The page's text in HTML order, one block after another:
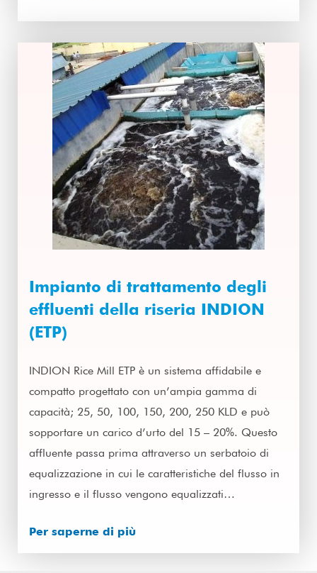
Impianto di trattamento degli
effluenti della riseria INDION
(ETP)
INDION Rice Mill ETP è un sistema affidabile e
compatto progettato con un’ampia gamma di
capacità; 25, 50, 100, 150, 200, 250 KLD e può
sopportare un carico d’urto del 15 – 20%. Questo
affluente passa prima attraverso un serbatoio di
equalizzazione in cui le caratteristiche del flusso in
ingresso e il flusso vengono equalizzati…
Per saperne di più